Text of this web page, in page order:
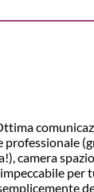
camera
per